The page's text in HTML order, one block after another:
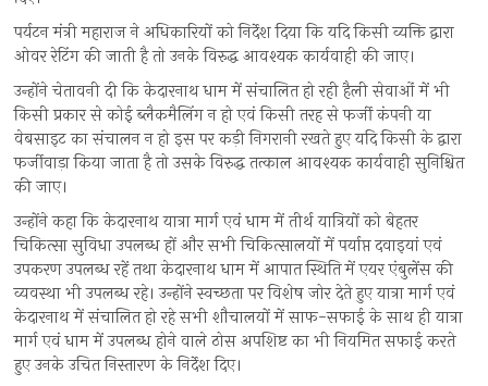
पर्यटन मंत्री महाराज ने अधिकारियों को निर्देश दिया कि यदि किसी व्यक्ति द्वारा
ओवर रेटिंग की जाती है तो उनके विरुद्ध आवश्यक कार्यवाही की जाए।
उन्होंने चेतावनी दी कि केदारनाथ धाम में संचालित हो रही हैली सेवाओं में भी
किसी प्रकार से कोई ब्लैकमैलिंग न हो एवं किसी तरह से फर्जी कंपनी या
वेबसाइट का संचालन न हो इस पर कड़ी निगरानी रखते हुए यदि किसी के द्वारा
फर्जीवाड़ा किया जाता है तो उसके विरुद्ध तत्काल आवश्यक कार्यवाही सुनिश्चित
की जाए।
उन्होंने कहा कि केदारनाथ यात्रा मार्ग एवं धाम में तीर्थ यात्रियों को बेहतर
चिकित्सा सुविधा उपलब्ध हों और सभी चिकित्सालयों में पर्याप्त दवाइयां एवं
उपकरण उपलब्ध रहें तथा केदारनाथ धाम में आपात स्थिति में एयर एंबुलेंस की
व्यवस्था भी उपलब्ध रहे। उन्होंने स्वच्छता पर विशेष जोर देते हुए यात्रा मार्ग एवं
केदारनाथ में संचालित हो रहे सभी शौचालयों में साफ-सफाई के साथ ही यात्रा
मार्ग एवं धाम में उपलब्ध होने वाले ठोस अपशिष्ट का भी नियमित सफाई करते
हुए उनके उचित निस्तारण के निर्देश दिए।